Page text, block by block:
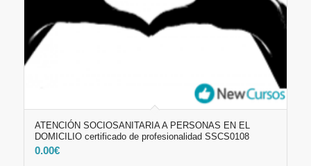
ATENCIÓN SOCIOSANITARIA A PERSONAS EN EL
DOMICILIO certificado de profesionalidad SSCS0108
0.00€